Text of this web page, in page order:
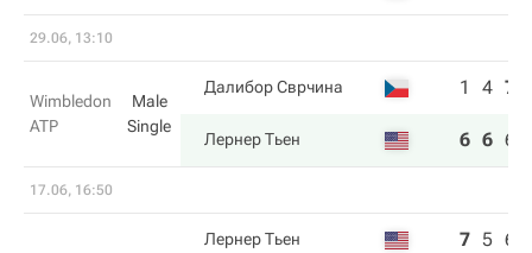
29.06, 13:10
Wimbledon
ATP
Male
Single
Далибор Сврчина 1 4 7
Лернер Тьен 6 6 6
17.06, 16:50
Лернер Тьен 7 5 6